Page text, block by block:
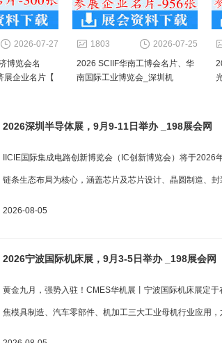
2026-07-27
博览会名
展企业名片【
2026-07-25
1803
2026 SCIIF华南工博会名片、华
南国际工业博览会_深圳机
2026深圳半导体展，9月9-11日举办 _198展会网
IICIE国际集成电路创新博览会（IC创新博览会）将于
链条生态布局为核心，涵盖芯片及芯片设计、晶圆制造、
2026-08-05
2026宁波国际机床展，9月3-5日举办 _198展会网
黄金九月，强势入驻！CMES华机展丨宁波国际机床展定
焦模具制造、汽车零部件、机加工三大工业母机行业应用